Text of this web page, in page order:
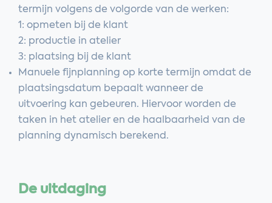
termijn volgens de volgorde van de werken:
1: opmeten bij de klant
2: productie in atelier
3: plaatsing bij de klant
Manuele fijnplanning op korte termijn omdat de
plaatsingsdatum bepaalt wanneer de
uitvoering kan gebeuren. Hiervoor worden de
taken in het atelier en de haalbaarheid van de
planning dynamisch berekend.
De uitdaging